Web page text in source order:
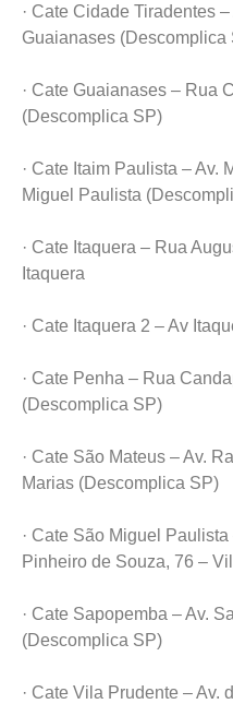
· Cate Cidade Tiradentes
Guaianases (Descomplica
· Cate Guaianases – Rua
(Descomplica SP)
· Cate Itaim Paulista – Av.
Miguel Paulista
· Cate Itaquera – Rua
Itaquera
· Cate Itaquera 2 – Av
· Cate Penha – Rua
(Descomplica SP)
· Cate São Mateus – Av.
Marias (Descomplica SP)
· Cate São Miguel
Pinheiro de Souza, 76 –
· Cate Sapopemba – Av.
(Descomplica SP)
· Cate Vila Prudente – Av.